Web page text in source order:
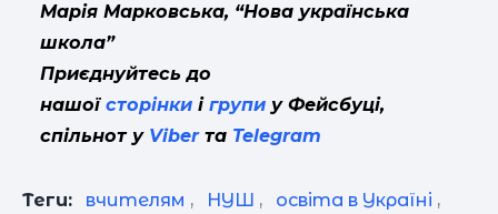
Марія Марковська, “Нова українська
школа”
Приєднуйтесь до
нашої сторінки і групи у Фейсбуці,
спільнот у Viberта Telegram
Теги: вчителям , НУШ , освіта в Україні ,